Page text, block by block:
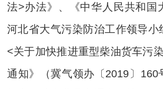
法>办法》、《中华人民共和国
河北省大气污染防治工作领导
<关于加快推进重型柴油货车污
通知》（冀气领办〔2019〕160